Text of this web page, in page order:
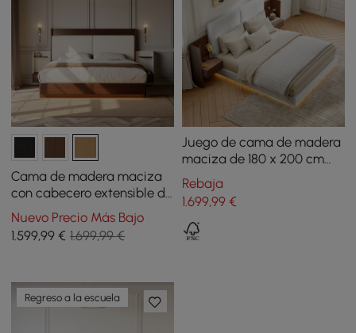
Cama de madera maciza
con cabecero extensible de
cuero y juego de mesita de
noche inteligente flotante
Nuevo Precio Más Bajo
1.599,99 € 1.699,99 €
Juego de cama de madera
maciza de 180 x 200 cm
con cabecero extendido y
mesita de noche flotante
inteligente
Rebaja
1.699,99€
Regreso a la escuela